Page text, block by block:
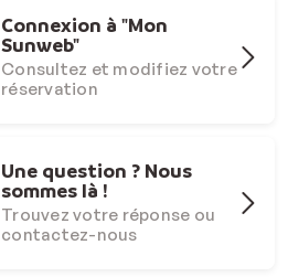
Connexion à "Mon
Sunweb"
Consultez et modifiez votre
réservation
Une question ? Nous
sommes là !
Trouvez votre réponse ou
contactez-nous